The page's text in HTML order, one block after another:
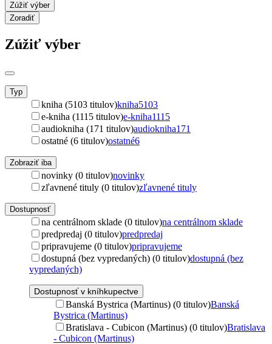
Zúžiť výber
Zoradiť
Zúžiť výber
Typ
kniha (5103 titulov)kniha5103
e-kniha (1115 titulov)e-kniha1115
audiokniha (171 titulov)audiokniha171
ostatné (6 titulov)ostatné6
Zobraziť iba
novinky (0 titulov)novinky
zľavnené tituly (0 titulov)zľavnené tituly
Dostupnosť
na centrálnom sklade (0 titulov)na centrálnom sklade
predpredaj (0 titulov)predpredaj
pripravujeme (0 titulov)pripravujeme
dostupná (bez vypredaných) (0 titulov)dostupná (bez
vypredaných)
Dostupnosť v kníhkupectve
Banská Bystrica (Martinus) (0 titulov)Banská
Bystrica (Martinus)
Bratislava - Cubicon (Martinus) (0 titulov)Bratislava
- Cubicon (Martinus)